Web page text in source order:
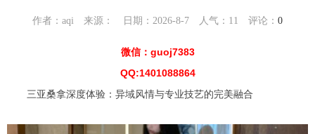
作者：aqi 来源： 日期：2026-8-7 人气： 11 评论： 0
微信：guoj7383
QQ:1401088864
三亚桑拿深度体验：异域风情与专业技艺的完美融合